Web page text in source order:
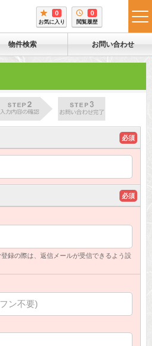
0
お気に入り
0
閲覧履歴
物件検索 お問い合わせ
必須
必須
録の際は、返信メールが受信できるよう設